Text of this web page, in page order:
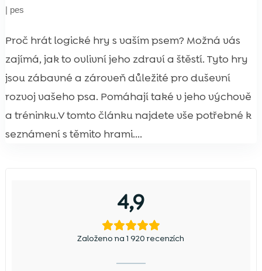
| pes
Proč hrát logické hry s vaším psem? Možná vás
zajímá, jak to ovlivní jeho zdraví a štěstí. Tyto hry
jsou zábavné a zároveň důležité pro duševní
rozvoj vašeho psa. Pomáhají také v jeho výchově
a tréninku.V tomto článku najdete vše potřebné k
seznámení s těmito hrami....
4,9
Založeno na 1 920 recenzích